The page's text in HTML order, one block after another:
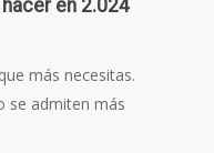
en 2.024
más necesitas.
se admiten más